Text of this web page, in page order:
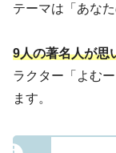
テーマは「あな
9人の著名人が思
ラクター「よむ
ます。